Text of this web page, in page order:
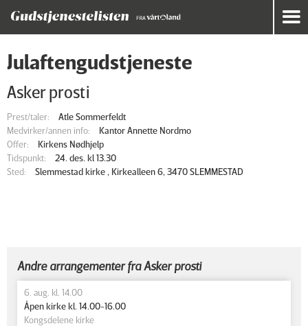
Julaftengudstjeneste
Asker prosti
Prest/taler:
Atle Sommerfeldt
Medvirker/annen info:
Kantor Annette Nordmo
Offer:
Kirkens Nødhjelp
Tidspunkt:
24. des. kl 13.30
Sted:
Slemmestad kirke , Kirkealleen 6, 3470 SLEMMESTAD
Andre arrangementer fra Asker prosti
6. aug. kl. 14.00
Åpen kirke kl. 14.00-16.00
Kongsdelene kirke